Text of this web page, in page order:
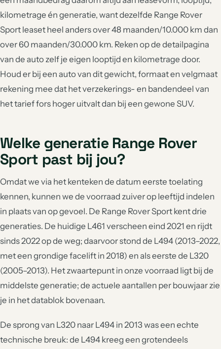
kilometrage én generatie, want dezelfde Range Rover
Sport leaset heel anders over 48 maanden/10.000 km dan
over 60 maanden/30.000 km. Reken op de detailpagina
van de auto zelf je eigen looptijd en kilometrage door.
Houd er bij een auto van dit gewicht, formaat en velgmaat
rekening mee dat het verzekerings- en bandendeel van
het tarief fors hoger uitvalt dan bij een gewone SUV.
Welke generatie Range Rover
Sport past bij jou?
Omdat we via het kenteken de datum eerste toelating
kennen, kunnen we de voorraad zuiver op leeftijd indelen
in plaats van op gevoel. De Range Rover Sport kent drie
generaties. De huidige L461 verscheen eind 2021 en rijdt
sinds 2022 op de weg; daarvoor stond de L494 (2013–2022,
met een grondige facelift in 2018) en als eerste de L320
(2005–2013). Het zwaartepunt in onze voorraad ligt bij de
middelste generatie; de actuele aantallen per bouwjaar zie
je in het datablok bovenaan.
De sprong van L320 naar L494 in 2013 was een echte
technische breuk: de L494 kreeg een grotendeels